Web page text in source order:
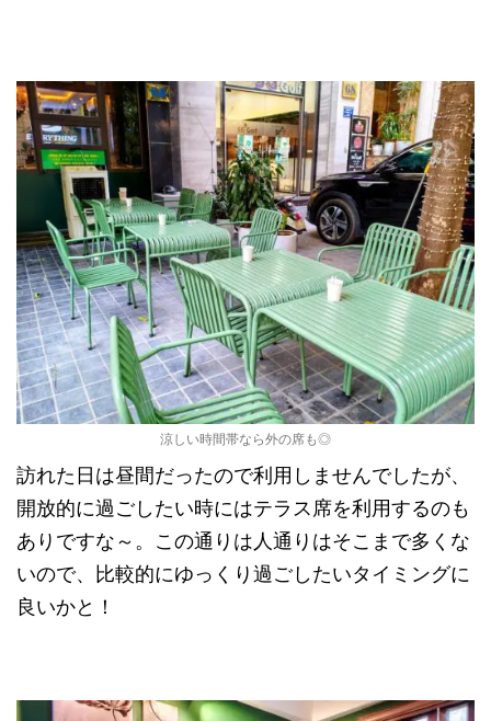
涼しい時間帯なら外の席も◎
訪れた日は昼間だったので利用しませんでしたが、
開放的に過ごしたい時にはテラス席を利用するのも
ありですな～。この通りは人通りはそこまで多くな
いので、比較的にゆっくり過ごしたいタイミングに
良いかと！